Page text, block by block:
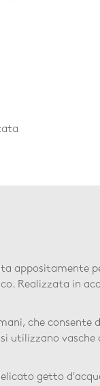
appositamente
Realizzata in
che
utilizzano
getto